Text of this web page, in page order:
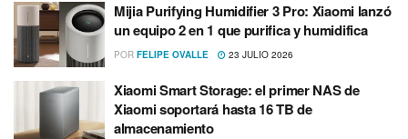
Mijia Purifying Humidifier 3 Pro: Xiaomi lanzó
un equipo 2 en 1 que purifica y humidifica
POR FELIPE OVALLE 23 JULIO 2026
Xiaomi Smart Storage: el primer NAS de
Xiaomi soportará hasta 16 TB de
almacenamiento